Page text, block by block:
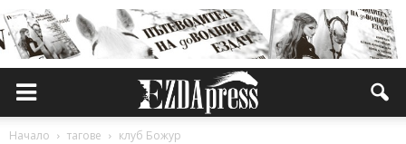
Начало тагове клуб Божур